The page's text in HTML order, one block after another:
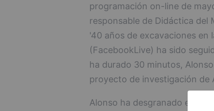
programación on-line de
responsable de Didáctica del
'40 años de excavaciones en
(FacebookLive) ha sido
ha durado 30 minutos,
proyecto de investigación de
Alonso ha desgranado estas